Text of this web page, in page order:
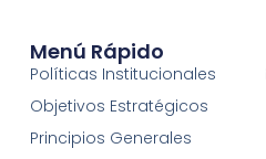
Menú Rápido
Políticas Institucionales
Objetivos Estratégicos
Principios Generales